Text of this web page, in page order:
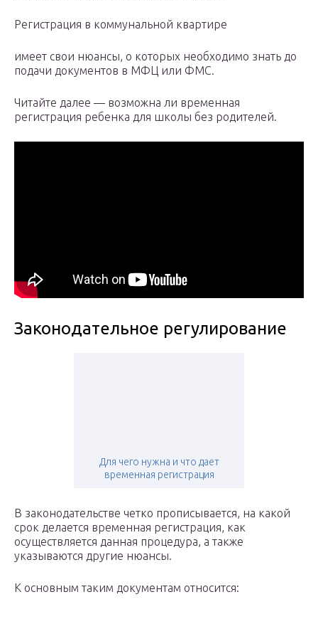
Регистрация в коммунальной квартире
имеет свои нюансы, о которых необходимо знать до
подачи документов в МФЦ или ФМС.
Читайте далее — возможна ли временная
регистрация ребенка для школы без родителей.
Законодательное регулирование
Для чего нужна и что дает
временная регистрация
В законодательстве четко прописывается, на какой
срок делается временная регистрация, как
осуществляется данная процедура, а также
указываются другие нюансы.
К основным таким документам относится: